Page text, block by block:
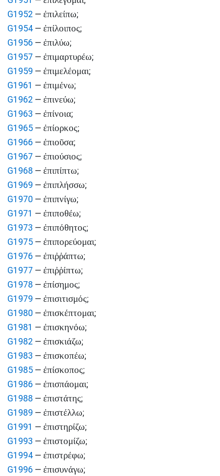
G1952 — ἐπιλείπω;
G1954 — ἐπίλοιπος;
G1956 — ἐπιλύω;
G1957 — ἐπιμαρτυρέω;
G1959 — ἐπιμελέομαι;
G1961 — ἐπιμένω;
G1962 — ἐπινεύω;
G1963 — ἐπίνοια;
G1965 — ἐπίορκος;
G1966 — ἐπιοῦσα;
G1967 — ἐπιούσιος;
G1968 — ἐπιπίπτω;
G1969 — ἐπιπλήσσω;
G1970 — ἐπιπνίγω;
G1971 — ἐπιποθέω;
G1973 — ἐπιπόθητος;
G1975 — ἐπιπορεύομαι;
G1976 — ἐπιῤῥάπτω;
G1977 — ἐπιῤῥίπτω;
G1978 — ἐπίσημος;
G1979 — ἐπισιτισμός;
G1980 — ἐπισκέπτομαι;
G1981 — ἐπισκηνόω;
G1982 — ἐπισκιάζω;
G1983 — ἐπισκοπέω;
G1985 — ἐπίσκοπος;
G1986 — ἐπισπάομαι;
G1988 — ἐπιστάτης;
G1989 — ἐπιστέλλω;
G1991 — ἐπιστηρίζω;
G1993 — ἐπιστομίζω;
G1994 — ἐπιστρέφω;
G1996 — ἐπισυνάγω;